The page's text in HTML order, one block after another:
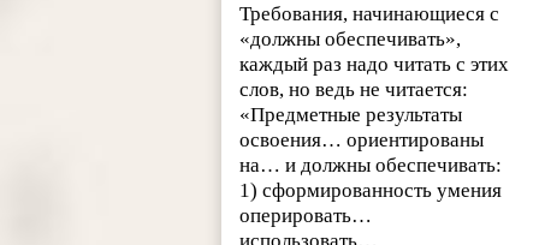
Требования, начинающиеся с
«должны обеспечивать»,
каждый раз надо читать с этих
слов, но ведь не читается:
«Предметные результаты
освоения… ориентированы
на… и должны обеспечивать:
1) сформированность умения
оперировать…